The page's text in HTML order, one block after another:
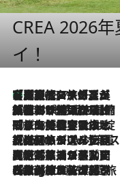
CREA 2026
イ！
2026.8.7
【厳選旅コスメ】「多機能アイテムがメイン！」旅好き美容エディターが選んだ夏旅ベストコスメを発表【Mサイズジップ】
2026.8.6
「荷物が増えるほど旅ストレスは増す」美容ジャーナリストがたどり着いた最終結論。“化粧品を劇的に減らす”感動の凝縮美容とは
2026.8.6
「旅先には金髪ウィッグを持参」日本と同じメイクでは損してる!? 美容ジャーナリストが提案する“掟破りの旅美容”とは
2026.8.6
【厳選旅コスメ】「身軽さ＆UV対策重視！」ヘアアーティストshucoが選んだ夏旅ベストコスメを発表【Mサイズジップ】
2026.8.5
【厳選旅コスメ】国内をあちこち移動する河井菜摘が選んだ夏旅ベストコスメ発表！「リラックスアイテムはマスト」【Mサイズジップ】
2026.8.4
【厳選旅コスメ】「紫外線＆乾燥対策しながらメイク感も！」ヘア＆メイクGeorgeが選んだ夏旅ベストコスメを発表！【Mサイズジップ】